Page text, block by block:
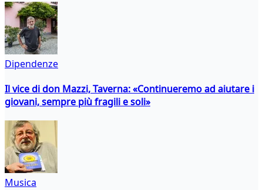
Dipendenze
Il vice di don Mazzi, Taverna: «Continueremo ad aiutare i
giovani, sempre più fragili e soli»
Musica